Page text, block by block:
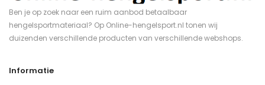
Ben je op zoek naar een ruim aanbod betaalbaar
hengelsportmateriaal? Op Online-hengelsport.nl tonen wij
duizenden verschillende producten van verschillende webshops.
Informatie